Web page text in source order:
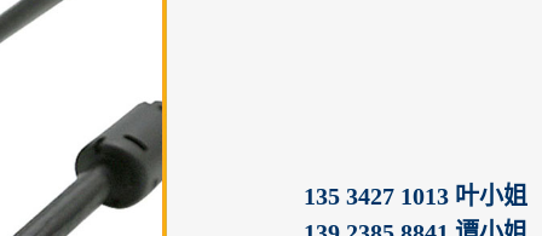
135 3427 1013 叶小姐